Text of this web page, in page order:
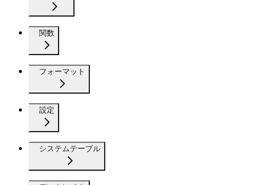
関数
フォーマット
設定
システムテーブル